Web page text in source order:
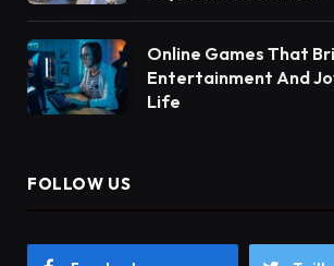
Online Games That
Entertainment And
Life
FOLLOW US